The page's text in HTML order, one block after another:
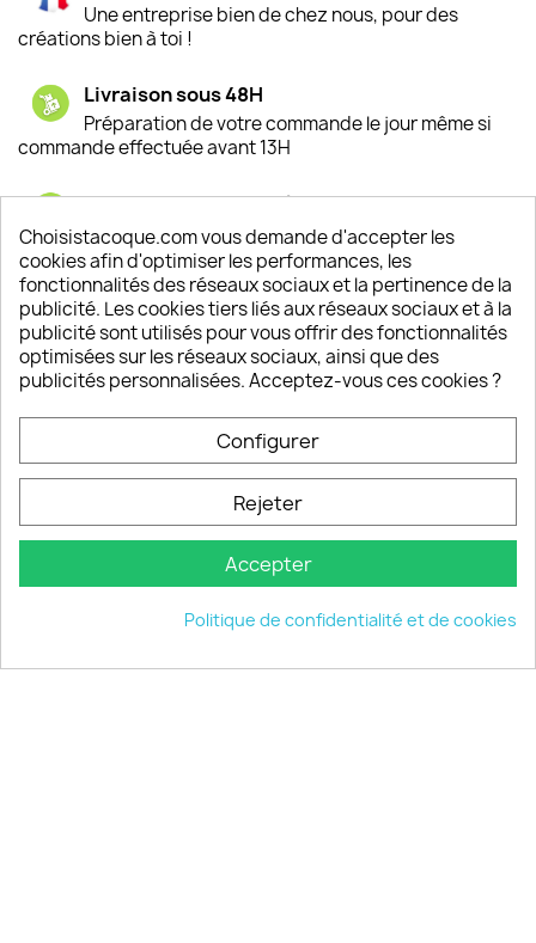
Une entreprise bien de chez nous, pour des
créations bien à toi !
Livraison sous 48H
Préparation de votre commande le jour même si
commande effectuée avant 13H
Satisfaction de nos clients
Depuis 2009, entre 92% et 94% de nos clients
sont satisfaits de nos produits
Un SAV à votre écoute
Notre SAV est disponible 6/7J de 10h à 18H
keyboard_arrow_down
© 2026 - choisistacoque.com
Choisistacoque.com vous demande d'accepter les
cookies afin d'optimiser les performances, les
fonctionnalités des réseaux sociaux et la pertinence de la
publicité. Les cookies tiers liés aux réseaux sociaux et à la
publicité sont utilisés pour vous offrir des fonctionnalités
optimisées sur les réseaux sociaux, ainsi que des
publicités personnalisées. Acceptez-vous ces cookies ?
Configurer
Rejeter
Accepter
Politique de confidentialité et de cookies